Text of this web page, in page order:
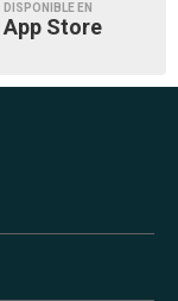
DISPONIBLE EN
App Store